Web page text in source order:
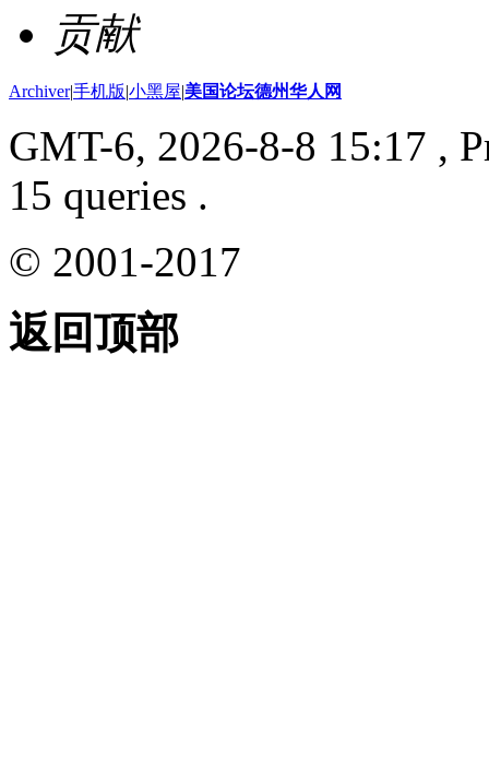
贡献
Archiver|手机版|小黑屋|美国论坛德州华人网
GMT-6, 2026-8-8 15:17 ,
15 queries .
© 2001-2017
返回顶部